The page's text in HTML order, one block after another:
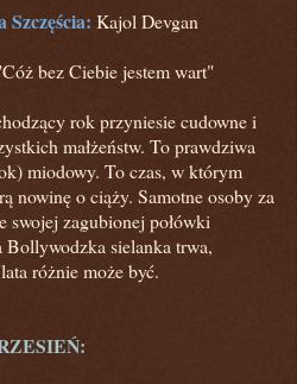
Kajol Devgan
bez Ciebie jestem wart"
rok przyniesie cudowne i
małżeństw. To prawdziwa
miodowy. To czas, w którym
nowinę o ciąży. Samotne osoby za
swojej zagubionej połówki
Bollywodzka sielanka trwa,
różnie może być.